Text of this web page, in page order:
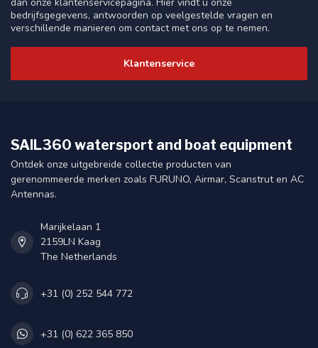
dan onze klantenservicepagina. Hier vindt u onze
bedrijfsgegevens, antwoorden op veelgestelde vragen en
verschillende manieren om contact met ons op te nemen.
Klantenservice
SAIL360 watersport and boat equipment
Ontdek onze uitgebreide collectie producten van
gerenommeerde merken zoals FURUNO, Airmar, Scanstrut en AC
Antennas.
Marijkelaan 1
2159LN Kaag
The Netherlands
+31 (0) 252 544 772
+31 (0) 622 365 850